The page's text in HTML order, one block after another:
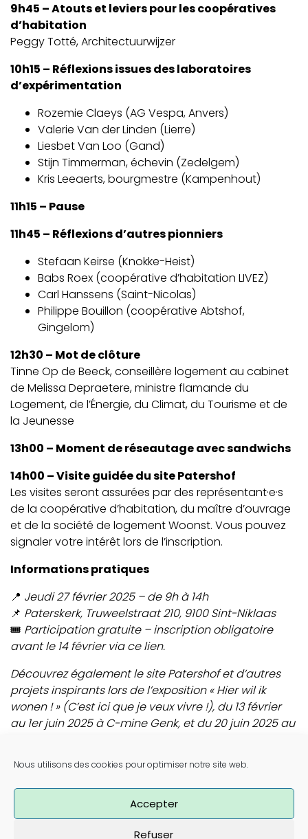
Nous utilisons des cookies pour optimiser notre site web.
Accepter
Refuser
9h45 – Atouts et leviers pour les coopératives
d’habitation
Peggy Totté, Architectuurwijzer
10h15 – Réflexions issues des laboratoires
d’expérimentation
Rozemie Claeys (AG Vespa, Anvers)
Valerie Van der Linden (Lierre)
Liesbet Van Loo (Gand)
Stijn Timmerman, échevin (Zedelgem)
Kris Leeaerts, bourgmestre (Kampenhout)
11h15 – Pause
11h45 – Réflexions d’autres pionniers
Stefaan Keirse (Knokke-Heist)
Babs Roex (coopérative d’habitation LIVEZ)
Carl Hanssens (Saint-Nicolas)
Philippe Bouillon (coopérative Abtshof,
Gingelom)
12h30 – Mot de clôture
Tinne Op de Beeck, conseillère logement au cabinet
de Melissa Depraetere, ministre flamande du
Logement, de l’Énergie, du Climat, du Tourisme et de
la Jeunesse
13h00 – Moment de réseautage avec sandwichs
14h00 – Visite guidée du site Patershof
Les visites seront assurées par des représentant·e·s
de la coopérative d’habitation, du maître d’ouvrage
et de la société de logement Woonst. Vous pouvez
signaler votre intérêt lors de l’inscription.
Informations pratiques
📍 Jeudi 27 février 2025 – de 9h à 14h
📌 Paterskerk, Truweelstraat 210, 9100 Sint-Niklaas
🎟 Participation gratuite – inscription obligatoire
avant le 14 février via ce lien.
Découvrez également le site Patershof et d’autres
projets inspirants lors de l’exposition « Hier wil ik
wonen ! » (C’est ici que je veux vivre !), du 13 février
au 1er juin 2025 à C-mine Genk, et du 20 juin 2025 au
Post navigation
Cera lance « Guide pour débutants : Comment
Le bureau d’architectes bruxellois Karbon’ rénove le
quartier coopératif La Cité Moderne